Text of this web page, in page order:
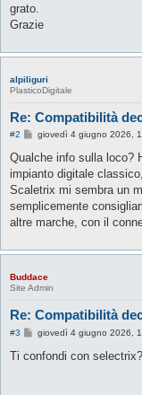
grato.
Grazie
alpiliguri
PlasticoDigitale
Re: Compatibilità
#2
M
s
a
g
i
o
giovedì 4 giugno 2026,
Qualche info sulla loco?
impianto digitale
Scaletrix mi sembra un
semplicemente
altre marche, con il
Buddace
Site Admin
Re: Compatibilità
#3
M
s
giovedì 4 giugno 2026,
Ti confondi con selectrix?